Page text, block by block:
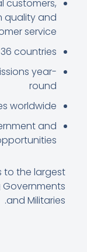
customers,
quality and
service
countries
year-
round
worldwide
and
to the largest
and Militaries.